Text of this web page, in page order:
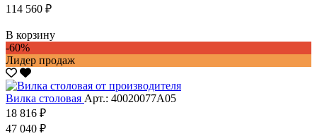
114 560 ₽
В корзину
-60%
Лидер продаж
Вилка столовая Арт.: 40020077А05
18 816 ₽
47 040 ₽